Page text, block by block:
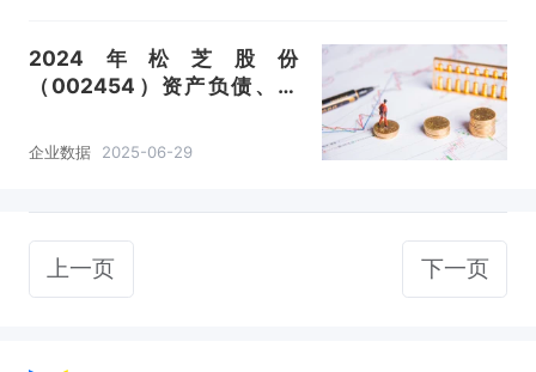
2024年松芝股份
（002454）资产负债、营
车热管理、大中型客车热管
理）数据统计
企业数据 2025-06-29
上一页 下一页